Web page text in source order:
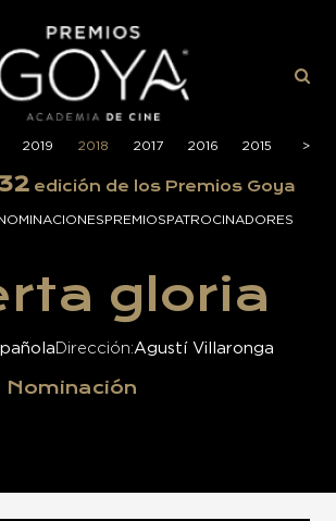
2019 2018 2017 2016 2015 2014
>
>
edición de los Premios Goya
PREMIOSPATROCINADORES
gloria
Dirección Agustí Villaronga
Nominación